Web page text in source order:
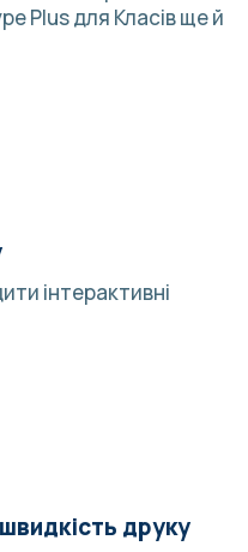
Plus для Класів ще й
інтерактивні
друку